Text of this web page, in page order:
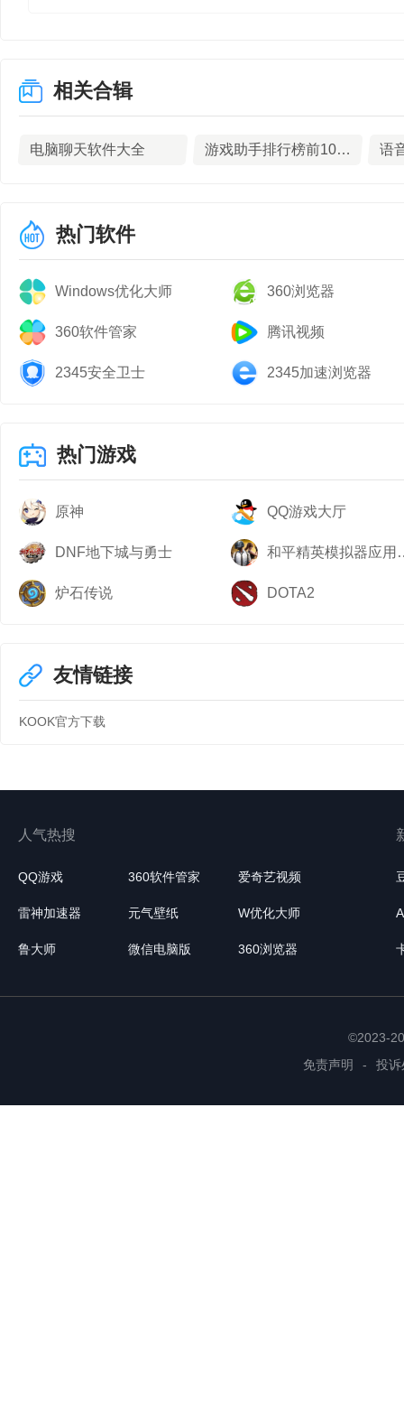
相关合辑
电脑聊天软件大全 游戏助手排行榜前10名下载
热门软件
Windows优化大师 360浏览器
360软件管家 腾讯视频
2345安全卫士 2345加速浏览器
热门游戏
原神 QQ游戏大厅
DNF地下城与勇士 和平
炉石传说 DOTA2
友情链接
KOOK官方下载
人气热搜
QQ游戏 360软件管家 爱奇艺视频
雷神加速器 元气壁纸 W优化大师
鲁大师 微信电脑版 360浏览器
©2023-
免责声明
- 投诉